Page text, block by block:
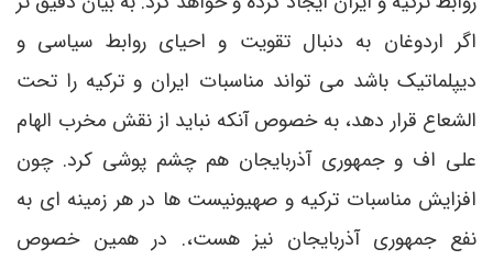
اگر اردوغان به دنبال تقویت و احیای روابط سیاسی و
دیپلماتیک باشد می ‌تواند مناسبات ایران و ترکیه را تحت
الشعاع قرار دهد، به خصوص آنکه نباید از نقش مخرب الهام
علی اف و جمهوری آذربایجان هم چشم پوشی کرد. چون
افزایش مناسبات ترکیه و صهیونیست ها در هر زمینه ای به
نفع جمهوری آذربایجان نیز هست،. در همین خصوص